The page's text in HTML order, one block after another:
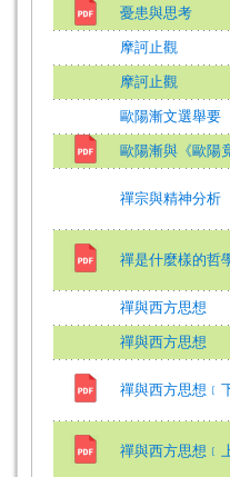
憂患與思考
摩訶止觀
摩訶止觀
歐陽漸文選舉要
歐陽漸與《歐陽
禪宗與精神分析
禪是什麼樣的哲
禪與西方思想
禪與西方思想
禪與西方思想﹝
禪與西方思想﹝